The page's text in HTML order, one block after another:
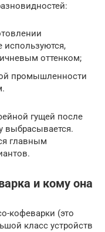
используются,
оттенком;
промышленности
гущей после
выбрасывается.
главным
и кому она
кофеварки (это
класс устройств